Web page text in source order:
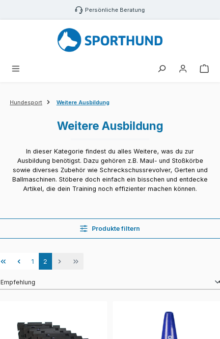
Zum Hauptinhalt springen Persönliche Beratung
Hundesport Weitere Ausbildung
Weitere Ausbildung
In dieser Kategorie findest du alles Weitere, was du zur
Ausbildung benötigst. Dazu gehören z.B. Maul- und Stoßkörbe
sowie diverses Zubehör wie Schreckschussrevolver, Gerten und
Ballmaschinen. Stöbere doch einfach ein bisschen und entdecke
Artikel, die dein Training noch effizienter machen können.
Produkte filtern
Seite
1 Seite
2